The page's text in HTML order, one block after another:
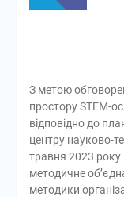
З метою
простору STEM-
відповідно до
центру науково-
травня 2023
методичне
методики